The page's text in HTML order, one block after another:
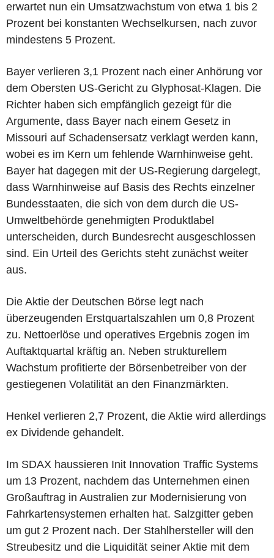
erwartet nun ein Umsatzwachstum von etwa 1 bis 2
Prozent bei konstanten Wechselkursen, nach zuvor
mindestens 5 Prozent.
Bayer verlieren 3,1 Prozent nach einer Anhörung vor
dem Obersten US-Gericht zu Glyphosat-Klagen. Die
Richter haben sich empfänglich gezeigt für die
Argumente, dass Bayer nach einem Gesetz in
Missouri auf Schadensersatz verklagt werden kann,
wobei es im Kern um fehlende Warnhinweise geht.
Bayer hat dagegen mit der US-Regierung dargelegt,
dass Warnhinweise auf Basis des Rechts einzelner
Bundesstaaten, die sich von dem durch die US-
Umweltbehörde genehmigten Produktlabel
unterscheiden, durch Bundesrecht ausgeschlossen
sind. Ein Urteil des Gerichts steht zunächst weiter
aus.
Die Aktie der Deutschen Börse legt nach
überzeugenden Erstquartalszahlen um 0,8 Prozent
zu. Nettoerlöse und operatives Ergebnis zogen im
Auftaktquartal kräftig an. Neben strukturellem
Wachstum profitierte der Börsenbetreiber von der
gestiegenen Volatilität an den Finanzmärkten.
Henkel verlieren 2,7 Prozent, die Aktie wird allerdings
ex Dividende gehandelt.
Im SDAX haussieren Init Innovation Traffic Systems
um 13 Prozent, nachdem das Unternehmen einen
Großauftrag in Australien zur Modernisierung von
Fahrkartensystemen erhalten hat. Salzgitter geben
um gut 2 Prozent nach. Der Stahlhersteller will den
Streubesitz und die Liquidität seiner Aktie mit dem